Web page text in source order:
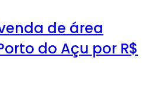
de área
do Açu por R$